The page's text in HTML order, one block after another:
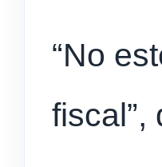
“No
fiscal”,